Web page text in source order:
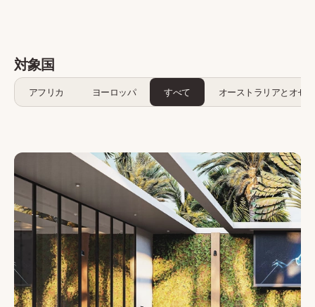
対象国
アフリカ ヨーロッパ すべて オーストラリアとオセ